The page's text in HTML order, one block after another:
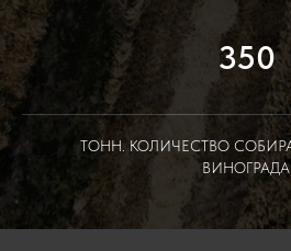
350
ТОНН. КОЛИЧЕСТВО
ВИНОГРАДА